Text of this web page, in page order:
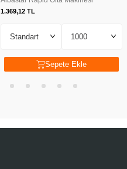
1.369,12TL
Sepete Ekle